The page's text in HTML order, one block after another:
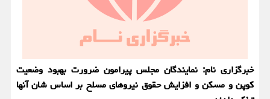
خبرگزاری نام: نمایندگان مجلس پیرامون ضرورت بهبود وضعیت
کوپن و مسکن و افزایش حقوق نیروهای مسلح بر اساس شان آنها